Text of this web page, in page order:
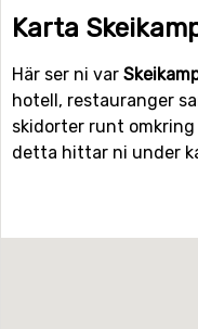
Karta
Här ser ni var
hotell, restauranger
skidorter runt
detta hittar ni under